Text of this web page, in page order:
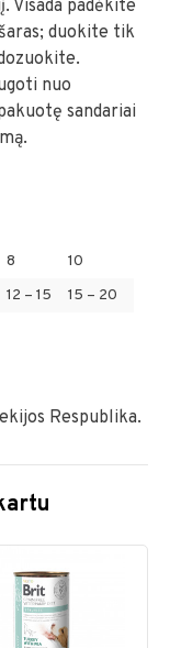
Visada padėkite
duokite tik
nuo
sandariai
8
10
12 – 15 15 – 20
Respublika.